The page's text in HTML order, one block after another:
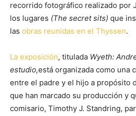
recorrido fotográfico realizado por
los lugares (The secret sits) que
las obras reunidas en el Thyssen.
La exposición, titulada Wyeth:
estudio,está organizada como una
entre el padre y el hijo a propósito
que han marcado su producción y
comisario, Timothy J. Standring,